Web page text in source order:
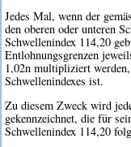
Jedes Mal, wenn der
den oberen oder unteren
Schwellenindex 114,20
Entlohnungsgrenzen
1,02n multipliziert
Schwellenindexes ist.
Zu diesem Zweck wird
gekennzeichnet, die für
Schwellenindex 114,20